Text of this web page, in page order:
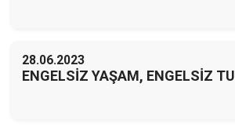
28.06.2023
ENGELSİZ YAŞAM, ENGELSİZ